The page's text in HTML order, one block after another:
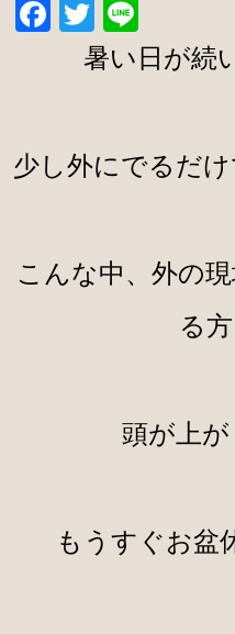
Facebook
Twitter
暑い日が続
少し外にでるだ
こんな中、外の
る
頭が上
もうすぐお盆